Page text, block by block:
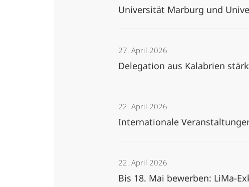
Universität Marburg und
27. April 2026
Delegation aus Kalabrien
22. April 2026
Internationale
22. April 2026
Bis 18. Mai bewerben: LiMa-